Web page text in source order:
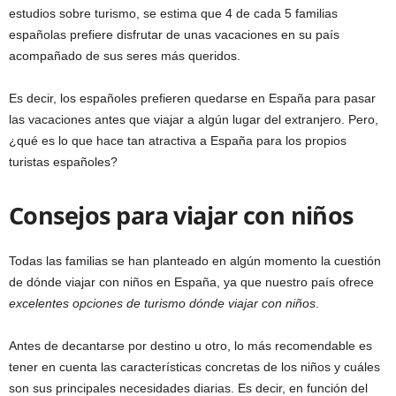
estudios sobre turismo, se estima que 4 de cada 5 familias
españolas prefiere disfrutar de unas vacaciones en su país
acompañado de sus seres más queridos.
Es decir, los españoles prefieren quedarse en España para pasar
las vacaciones antes que viajar a algún lugar del extranjero. Pero,
¿qué es lo que hace tan atractiva a España para los propios
turistas españoles?
Consejos para viajar con niños
Todas las familias se han planteado en algún momento la cuestión
de dónde viajar con niños en España, ya que nuestro país ofrece
excelentes opciones de turismo dónde viajar con niños
Antes de decantarse por destino u otro, lo más recomendable es
tener en cuenta las características concretas de los niños y cuáles
son sus principales necesidades diarias. Es decir, en función del